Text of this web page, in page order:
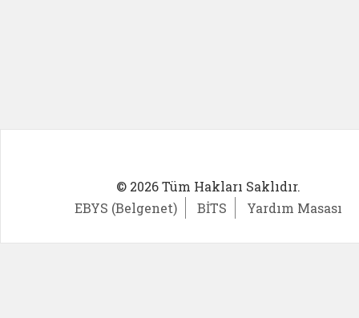
© 2026 Tüm Hakları Saklıdır.
EBYS (Belgenet)
BİTS Yardım Masası